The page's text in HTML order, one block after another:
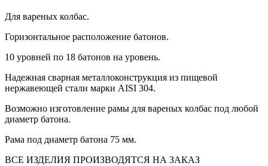
Для вареных колбас.
Горизонтальное расположение батонов.
10 уровней по 18 батонов на уровень.
Надежная сварная металлоконструкция из пищевой
нержавеющей стали марки AISI 304.
Возможно изготовление рамы для вареных колбас под любой
диаметр батона.
Рама под диаметр батона 75 мм.
ВСЕ ИЗДЕЛИЯ ПРОИЗВОДЯТСЯ НА ЗАКАЗ